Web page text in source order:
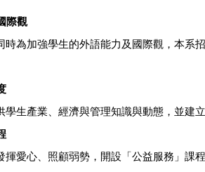
際觀
時為加強學生的外語能力及國際觀，本系
學生產業、經濟與管理知識與動態，並建
揮愛心、照顧弱勢，開設「公益服務」課